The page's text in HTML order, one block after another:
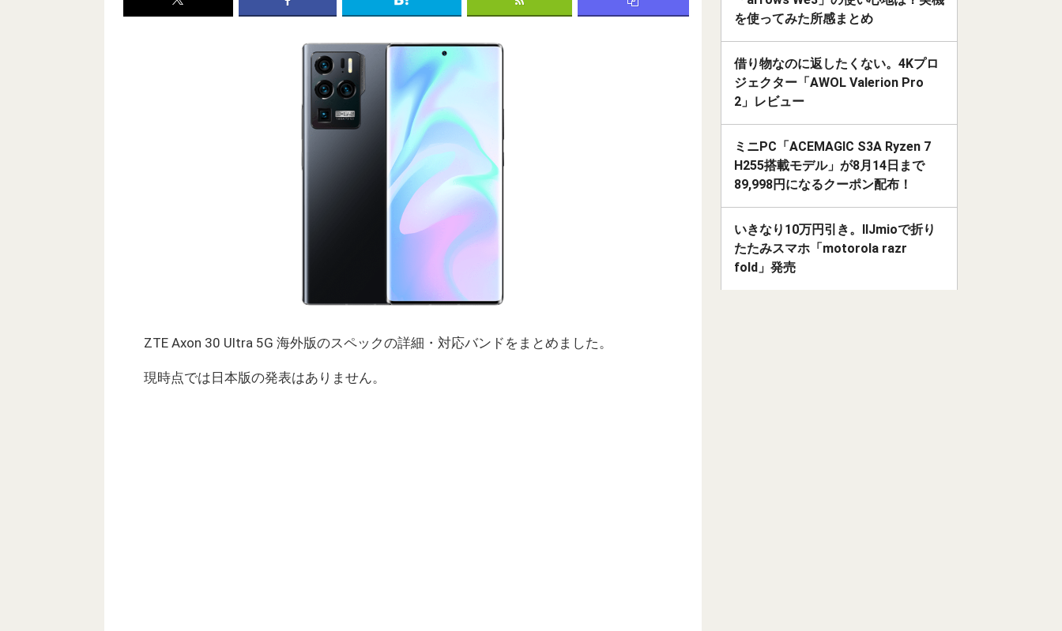
ZTE Axon 30 Ultra 5G 海外版のスペックの詳細・対応バンドをまとめました。
現時点では日本版の発表はありません。
を使ってみた所感まとめ
借り物なのに返したくない。4Kプロ
ジェクター「AWOL Valerion Pro
2」レビュー
ミニPC「ACEMAGIC S3A Ryzen 7
H255搭載モデル」が8月14日まで
89,998円になるクーポン配布！
いきなり10万円引き。IIJmioで折り
たたみスマホ「motorola razr
fold」発売